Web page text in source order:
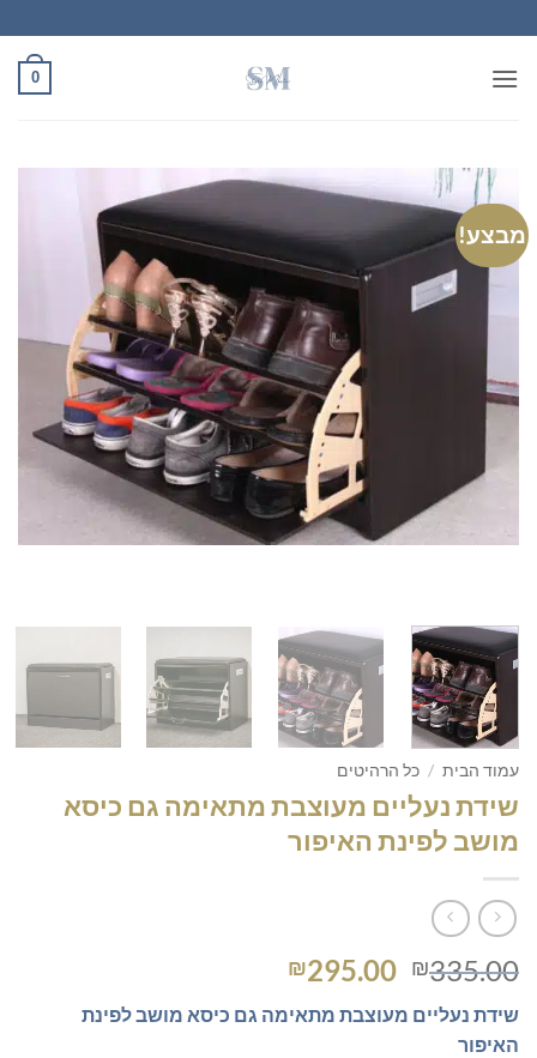
to
content
0
מבצע!
עמוד הבית / כל הרהיטים
שידת נעליים מעוצבת מתאימה גם כיסא
מושב לפינת האיפור
₪335.00
המחיר
היה:
₪295.00
הוא:
שידת נעליים מעוצבת מתאימה גם כיסא מושב לפינת
האיפור